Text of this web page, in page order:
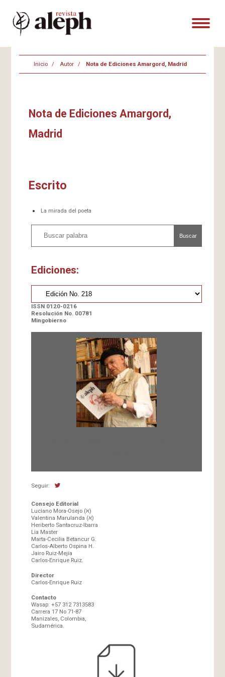
Inicio Autor Nota de Ediciones Amargord, Madrid
Nota de Ediciones Amargord,
Madrid
Escrito
La mirada del poeta
Buscar
Ediciones:
ISSN 0120-0216
Resolución No. 00781
Mingobierno
Seguir:
Consejo Editorial
Luciano Mora-Osejo (א)
Valentina Marulanda (א)
Heriberto Santacruz-Ibarra
Lia Master
Marta-Cecilia Betancur G.
Carlos-Alberto Ospina H.
Jairo Ruiz-Mejía
Carlos-Enrique Ruiz.
Director
Carlos-Enrique Ruiz
Contacto
Wasap: +57 312 7313583
Carrera 17 No 71-87
Manizales, Colombia,
Sudamérica.